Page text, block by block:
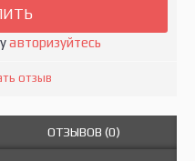
авторизуйтесь
отзыв
ОТЗЫВОВ (0)